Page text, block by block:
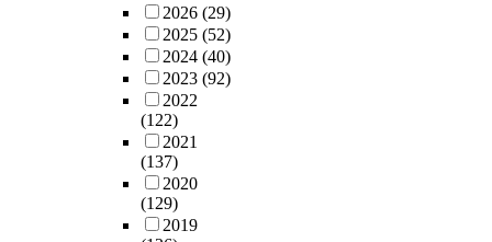
2026 (29)
2025 (52)
2024 (40)
2023 (92)
2022
(122)
2021
(137)
2020
(129)
2019